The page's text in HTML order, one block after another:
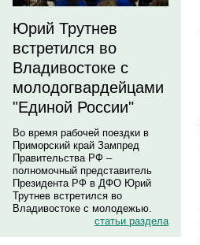
Юрий Трутнев
встретился во
Владивостоке с
молодогвардейцами
"Единой России"
Во время рабочей поездки в
Приморский край Зампред
Правительства РФ –
полномочный представитель
Президента РФ в ДФО Юрий
Трутнев встретился во
Владивостоке с молодежью.
статьи раздела